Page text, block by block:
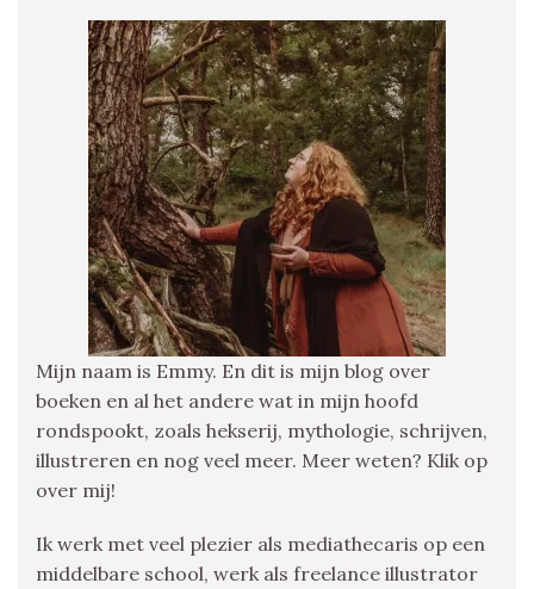
Mijn naam is Emmy. En dit is mijn blog over
boeken en al het andere wat in mijn hoofd
rondspookt, zoals hekserij, mythologie, schrijven,
illustreren en nog veel meer. Meer weten? Klik op
over mij!
Ik werk met veel plezier als mediathecaris op een
middelbare school, werk als freelance illustrator